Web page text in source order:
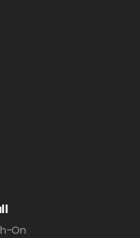
On